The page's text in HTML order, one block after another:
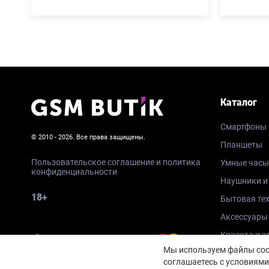
© 2010 - 2026. Все права защищены.
Пользовательское соглашение и политика
конфиденциальности
18+
Каталог
Смартфоны
Планшеты
Умные
Наушники и
Бытовая
Аксессуары
Красота и
Мы используем файлы
соглашаетесь с